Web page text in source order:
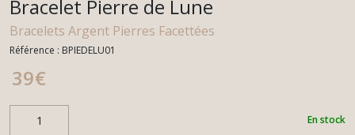
Bracelet Pierre de Lune
Bracelets Argent Pierres Facettées
Référence : BPIEDELU01
39€
En stock